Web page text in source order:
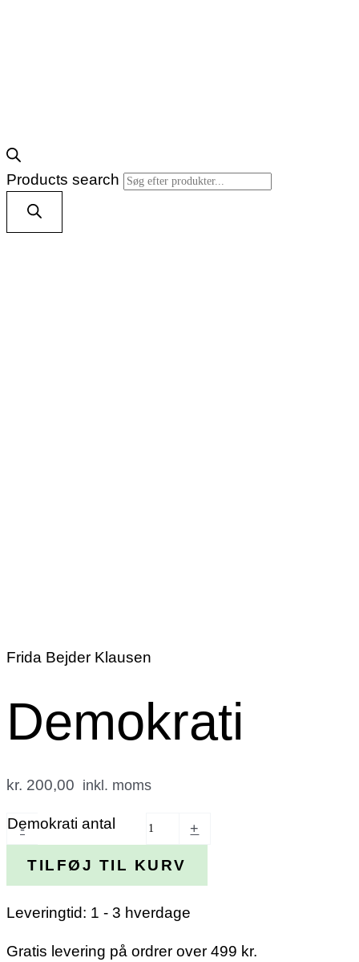
Products search
Frida Bejder Klausen
Demokrati
kr. 200,00 inkl. moms
-
Demokrati antal +
TILFØJ TIL KURV
Leveringtid: 1 - 3 hverdage
Gratis levering på ordrer over 499 kr.